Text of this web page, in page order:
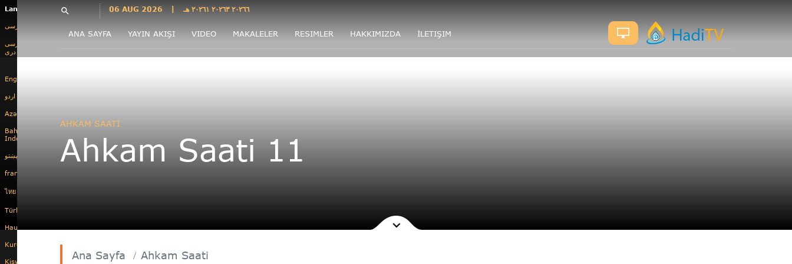
Languages
فارسی
فارسى
درى
English
اردو
Azəri
Bahasa
Indonesia
پښتو
français
ไทย
Türkçe
Hausa
Kurdî
Kiswahili
search 06 AUG 2026 ٢٠٢٦٦ ٢٠٢٦٣ ٢٠٢٦١ هـ
ANA SAYFA YAYIN AKIŞI VIDEO MAKALELER RESIMLER HAKKIMIZDA İLETIŞIM
AHKAM SAATI
Ahkam Saati 11
Ana Sayfa Ahkam Saati